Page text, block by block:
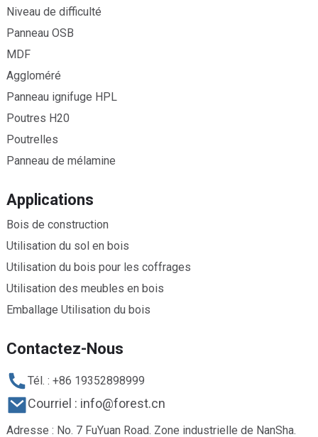
Niveau de difficulté
Panneau OSB
MDF
Aggloméré
Panneau ignifuge HPL
Poutres H20
Poutrelles
Panneau de mélamine
Applications
Bois de construction
Utilisation du sol en bois
Utilisation du bois pour les coffrages
Utilisation des meubles en bois
Emballage Utilisation du bois
Contactez-Nous
Tél. : +86 19352898999
Courriel : info@forest.cn
Adresse : No. 7 FuYuan Road. Zone industrielle de NanSha.